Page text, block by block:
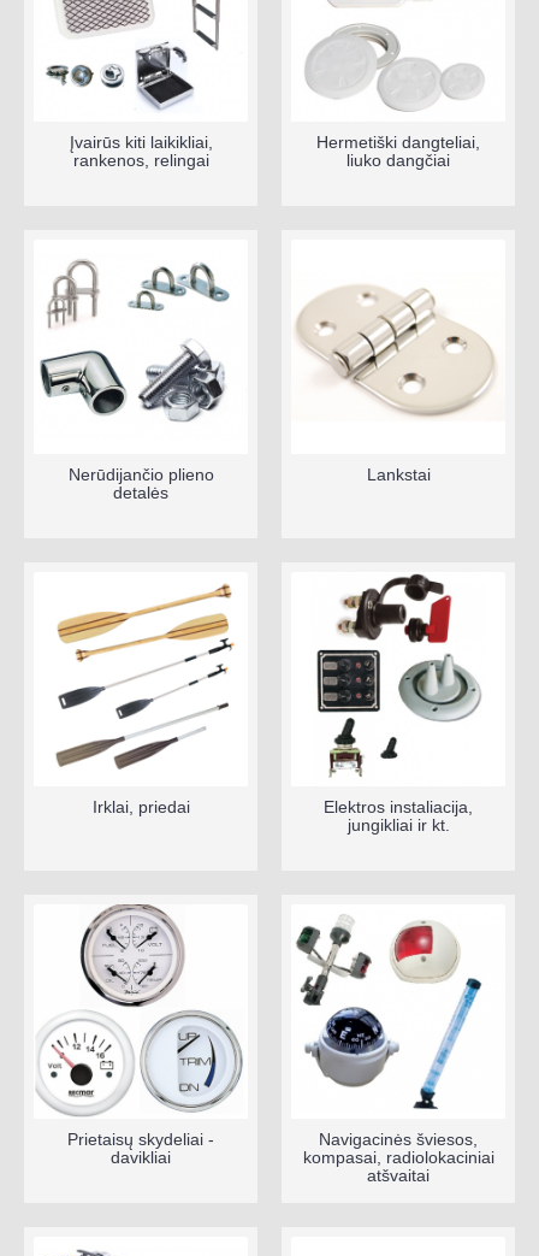
Įvairūs kiti laikikliai,
rankenos, relingai
Hermetiški dangteliai,
liuko dangčiai
Nerūdijančio plieno
detalės
Lankstai
Irklai, priedai
Elektros instaliacija,
jungikliai ir kt.
Prietaisų skydeliai -
davikliai
Navigacinės šviesos,
kompasai, radiolokaciniai
atšvaitai